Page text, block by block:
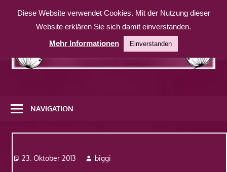
Inhalt
weitere
Website
NAVIGATION
23. Oktober 2013 biggi
Diese Website verwendet Cookies. Mit der Nutzung dieser
Website erklären Sie sich damit einverstanden.
Mehr Informationen
Einverstanden